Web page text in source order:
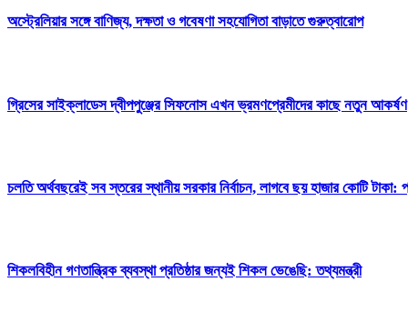
অস্ট্রেলিয়ার সঙ্গে বাণিজ্য, দক্ষতা ও গবেষণা সহযোগিতা বাড়াতে গুরুত্বারোপ
গ্রিসের সাইক্লাডেস দ্বীপপুঞ্জের সিফনোস এখন ভ্রমণপ্রেমীদের কাছে নতুন আকর্ষণ
চলতি অর্থবছরেই সব স্তরের স্থানীয় সরকার নির্বাচন, লাগবে ছয় হাজার কোটি টাকা:
শিকলবিহীন গণতান্ত্রিক ব্যবস্থা প্রতিষ্ঠার জন্যই শিকল ভেঙেছি: তথ্যমন্ত্রী